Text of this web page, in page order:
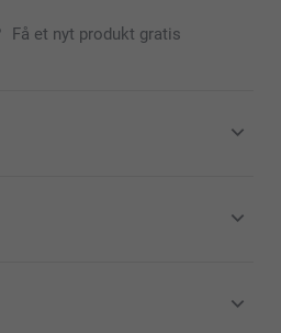
Få et nyt produkt gratis
og uden